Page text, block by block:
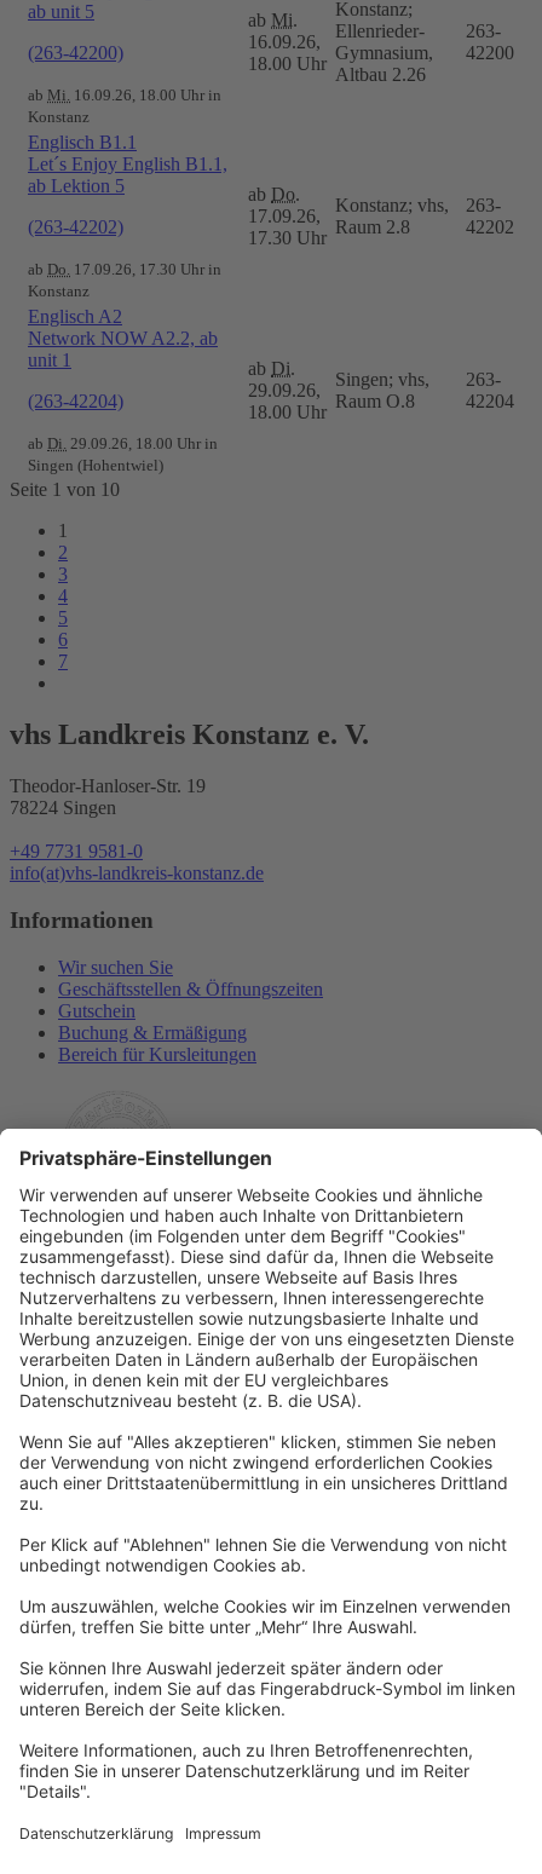
ab unit 5
(263-42200)
ab Mi. 16.09.26, 18.00 Uhr in
Konstanz
ab Mi.
16.09.26,
18.00 Uhr
Konstanz;
Ellenrieder-
Gymnasium,
Altbau 2.26
263-
42200
Englisch B1.1
Let´s Enjoy English B1.1,
ab Lektion 5
(263-42202)
ab Do. 17.09.26, 17.30 Uhr in
Konstanz
ab Do.
17.09.26,
17.30 Uhr
Konstanz; vhs,
Raum 2.8
263-
42202
Englisch A2
Network NOW A2.2, ab
unit 1
(263-42204)
ab Di. 29.09.26, 18.00 Uhr in
Singen (Hohentwiel)
ab Di.
29.09.26,
18.00 Uhr
Singen; vhs,
Raum O.8
263-
42204
Seite 1 von 10
1
2
3
4
5
6
7
vhs Landkreis Konstanz e. V.
Theodor-Hanloser-Str. 19
78224 Singen
+49 7731 9581-0
info(at)vhs-landkreis-konstanz.de
Informationen
Wir suchen Sie
Geschäftsstellen & Öffnungszeiten
Gutschein
Buchung & Ermäßigung
Bereich für Kursleitungen
Rechtliches
Allgemeine Geschäftsbedingungen
Widerrufsbelehrung
Datenschutzerklärung
Barrierefreiheitserklärung
Impressum
Newsletter
Per E-Mail informieren wir Sie über interessante Angebote.
Zum Newsletter anmelden
vhs Post
Zur vhs Post anmelden
Kontrast
Kurs-Merkliste